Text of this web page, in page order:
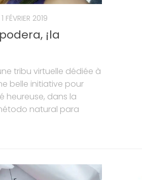
1 FÉVRIER 2019
¡la
tribu virtuelle dédiée à
belle initiative pour
heureuse, dans la
natural para